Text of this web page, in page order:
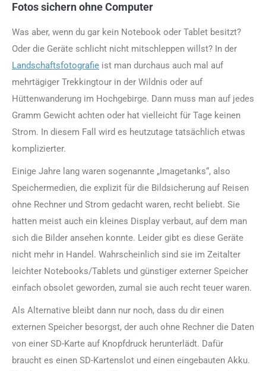
Fotos sichern ohne Computer
Was aber, wenn du gar kein Notebook oder Tablet besitzt?
Oder die Geräte schlicht nicht mitschleppen willst? In der
Landschaftsfotografie ist man durchaus auch mal auf
mehrtägiger Trekkingtour in der Wildnis oder auf
Hüttenwanderung im Hochgebirge. Dann muss man auf jedes
Gramm Gewicht achten oder hat vielleicht für Tage keinen
Strom. In diesem Fall wird es heutzutage tatsächlich etwas
komplizierter.
Einige Jahre lang waren sogenannte „Imagetanks“, also
Speichermedien, die explizit für die Bildsicherung auf Reisen
ohne Rechner und Strom gedacht waren, recht beliebt. Sie
hatten meist auch ein kleines Display verbaut, auf dem man
sich die Bilder ansehen konnte. Leider gibt es diese Geräte
nicht mehr in Handel. Wahrscheinlich sind sie im Zeitalter
leichter Notebooks/Tablets und günstiger externer Speicher
einfach obsolet geworden, zumal sie auch recht teuer waren.
Als Alternative bleibt dann nur noch, dass du dir einen
externen Speicher besorgst, der auch ohne Rechner die Daten
von einer SD-Karte auf Knopfdruck herunterlädt. Dafür
braucht es einen SD-Kartenslot und einen eingebauten Akku.